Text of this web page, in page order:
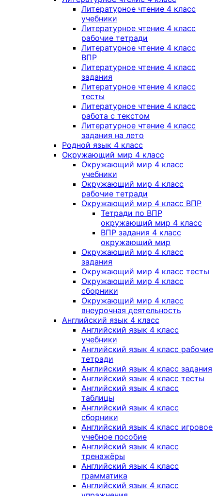
Литературное чтение 4 класс
учебники
Литературное чтение 4 класс
рабочие тетради
Литературное чтение 4 класс
ВПР
Литературное чтение 4 класс
задания
Литературное чтение 4 класс
тесты
Литературное чтение 4 класс
работа с текстом
Литературное чтение 4 класс
задания на лето
Родной язык 4 класс
Окружающий мир 4 класс
Окружающий мир 4 класс
учебники
Окружающий мир 4 класс
рабочие тетради
Окружающий мир 4 класс ВПР
Тетради по ВПР
окружающий мир 4 класс
ВПР задания 4 класс
окружающий мир
Окружающий мир 4 класс
задания
Окружающий мир 4 класс тесты
Окружающий мир 4 класс
сборники
Окружающий мир 4 класс
внеурочная деятельность
Английский язык 4 класс
Английский язык 4 класс
учебники
Английский язык 4 класс рабочие
тетради
Английский язык 4 класс задания
Английский язык 4 класс тесты
Английский язык 4 класс
таблицы
Английский язык 4 класс
сборники
Английский язык 4 класс игровое
учебное пособие
Английский язык 4 класс
тренажёры
Английский язык 4 класс
грамматика
Английский язык 4 класс